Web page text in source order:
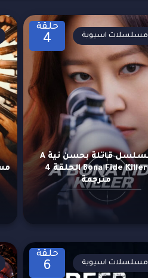
حلقة
4
مسلسل قاتلة بحسن نية A
Bona Fide Killer الحلقة 4
مترجمة
مسلسلات اسيوية
حلقة
6 مسلسلات اسيوية